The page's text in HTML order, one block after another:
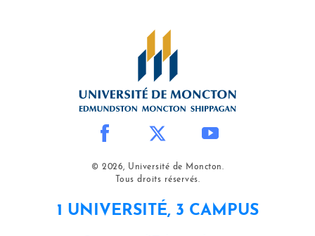
© 2026, Université de Moncton.
Tous droits réservés.
1 UNIVERSITÉ, 3 CAMPUS